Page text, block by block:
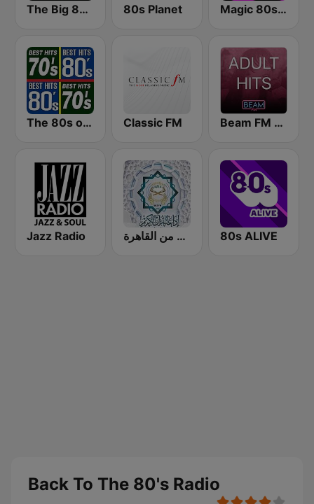
The Big 80s Station 80s Planet Magic 80s Florida
The 80s on the 80s Classic FM Beam FM - Adult Hits
Jazz Radio إذاعة القرآن الكريم من القاهرة 80s ALIVE
Back To The 80's Radio